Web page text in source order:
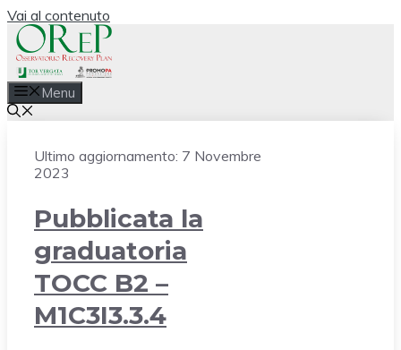
Vai al contenuto
Menu
Ultimo aggiornamento: 7 Novembre
2023
Pubblicata la
graduatoria
TOCC B2 –
M1C3I3.3.4